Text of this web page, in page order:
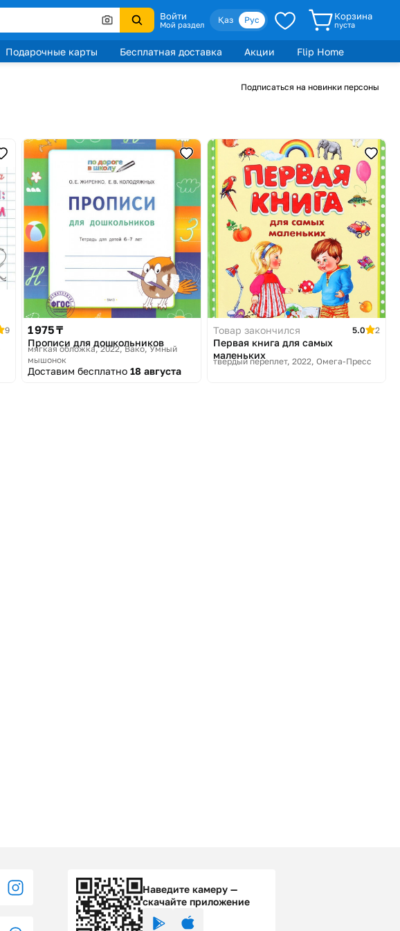
Войти
Мой раздел Қаз Рус Корзина
пуста
Подарочные карты Бесплатная доставка Акции
Flip Home
Подписаться на новинки персоны
9 1 975 ₸
Прописи для дошкольников
мягкая обложка, 2022 Вако, Умный
мышонок
Доставим бесплатно 18 августа
Товар закончился 5.0 2
Первая книга для самых
маленьких
твердый переплет, 2022 Омега-Пресс
Наведите камеру —
скачайте приложение